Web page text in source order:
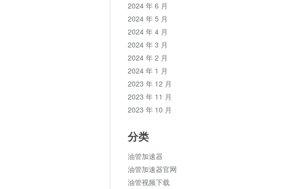
2024 年 6 月
2024 年 5 月
2024 年 4 月
2024 年 3 月
2024 年 2 月
2024 年 1 月
2023 年 12 月
2023 年 11 月
2023 年 10 月
分类
油管加速器
油管加速器官网
油管视频下载